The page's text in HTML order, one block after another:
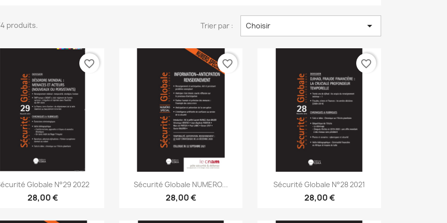
produits. Trier par : Choisir 
Aperçu rapide
Globale N°29 2022
28,00 €
favorite_border
Aperçu rapide
Sécurité Globale NUMERO...
28,00 €
favorite_border
Aperçu rapide
Sécurité Globale N°28 2021
28,00 €
favorite_border